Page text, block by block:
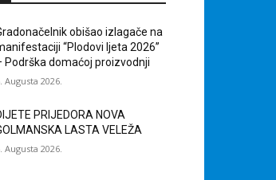
obišao izlagače na
“Plodovi ljeta 2026”
Podrška domaćoj proizvodnji
Augusta 2026.
PRIJEDORA NOVA
LASTA VELEŽA
Augusta 2026.